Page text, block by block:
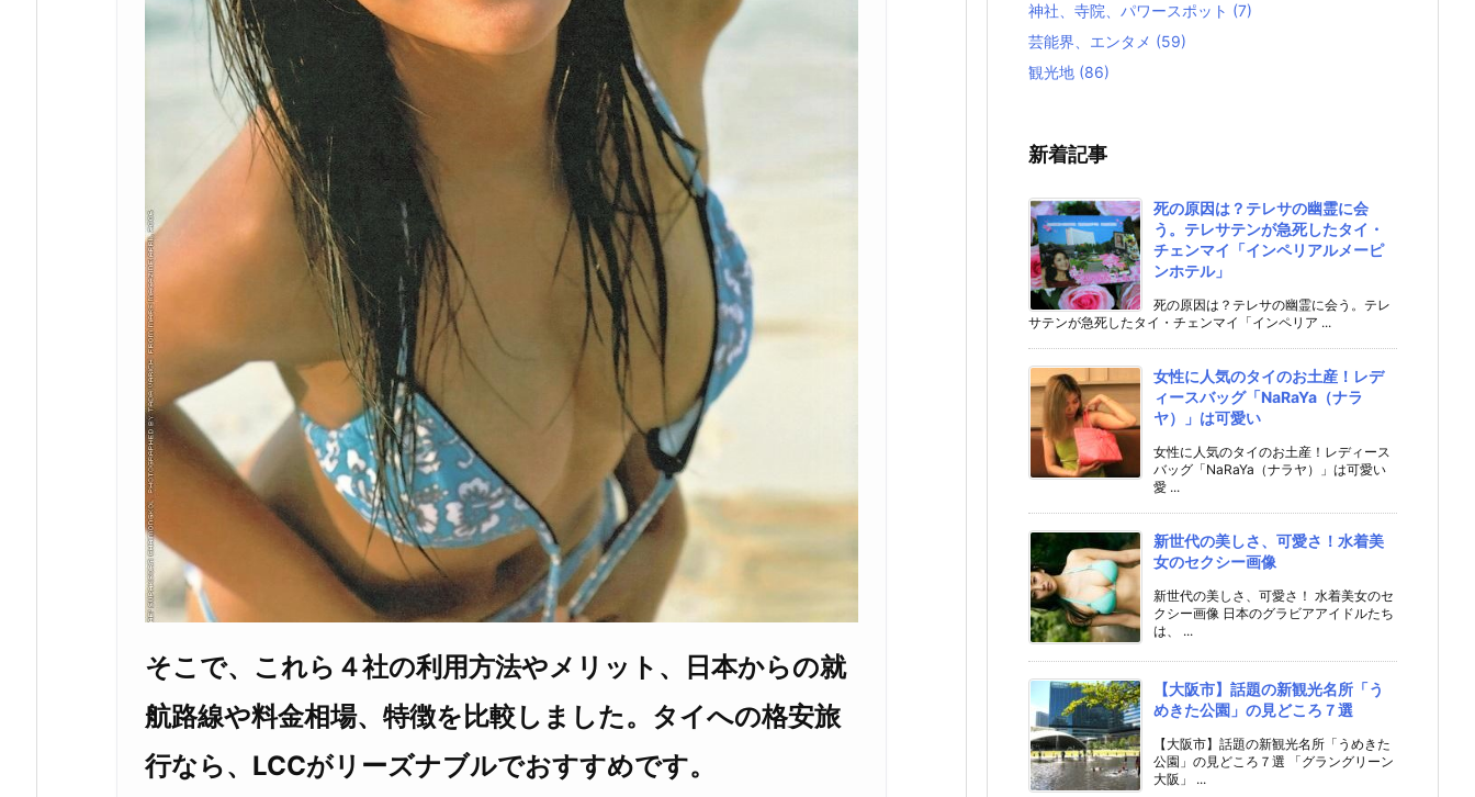
そこで、これら４社の利用方法やメリット、日本からの就
航路線や料金相場、特徴を比較しました。タイへの格安旅
行なら、LCCがリーズナブルでおすすめです。
神社、寺院、パワースポット (7)
芸能界、エンタメ (59)
観光地 (86)
新着記事
死の原因は？テレサの幽霊に会
う。テレサテンが急死したタイ・
チェンマイ「インペリアルメーピ
ンホテル」
死の原因は？テレサの幽霊に会う。テレ
サテンが急死したタイ・チェンマイ「インペリア ...
女性に人気のタイのお土産！レデ
ィースバッグ「NaRaYa（ナラ
ヤ）」は可愛い
女性に人気のタイのお土産！レディース
バッグ「NaRaYa（ナラヤ）」は可愛い
愛 ...
新世代の美しさ、可愛さ！水着美
女のセクシー画像
新世代の美しさ、可愛さ！ 水着美女のセ
クシー画像 日本のグラビアアイドルたち
は、 ...
【大阪市】話題の新観光名所「う
めきた公園」の見どころ７選
【大阪市】話題の新観光名所「うめきた
公園」の見どころ７選 「グラングリーン
大阪」 ...